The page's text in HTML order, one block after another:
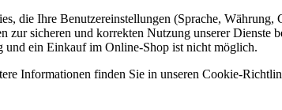
die Ihre Benutzereinstellungen (Sprache,
zur sicheren und korrekten Nutzung unserer Dienste
und ein Einkauf im Online-Shop ist nicht möglich.
Informationen finden Sie in unseren Cookie-